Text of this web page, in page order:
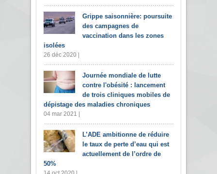
Grippe saisonnière: poursuite
des campagnes de
vaccination dans les zones
isolées
26 déc 2020 |
Journée mondiale de lutte
contre l'obésité : lancement
de trois cliniques mobiles de
dépistage des maladies chroniques
04 mar 2021 |
L’ADE ambitionne de réduire
le taux de perte d’eau qui est
actuellement de l’ordre de
50%